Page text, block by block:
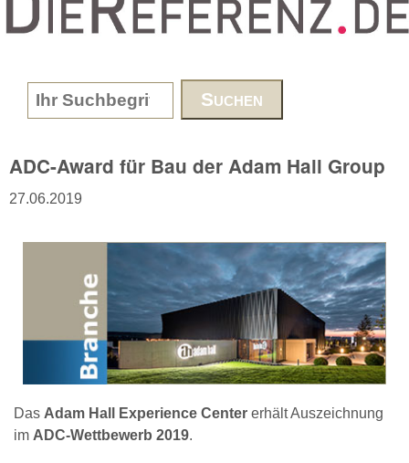
www.DieReferenz.de
Search form
ADC-Award für Bau der Adam Hall Group
27.06.2019
Das Adam Hall Experience Center erhält Auszeichnung
im ADC-Wettbewerb 2019.